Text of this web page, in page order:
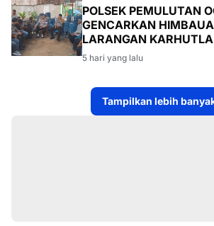
POLSEK PEMULUTAN
GENCARKAN
LARANGAN
PROGRAM TSKD
KE DESA-DESA
5 hari yang lalu
Tampilkan lebih